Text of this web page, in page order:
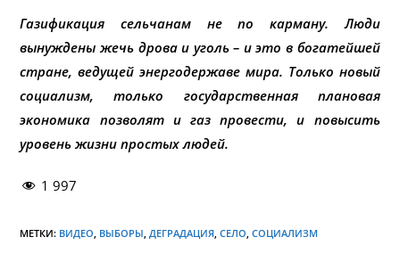
Газификация сельчанам не по карману. Люди
вынуждены жечь дрова и уголь – и это в богатейшей
стране, ведущей энергодержаве мира. Только новый
социализм, только государственная плановая
экономика позволят и газ провести, и повысить
уровень жизни простых людей.
1 997
МЕТКИ: ВИДЕО, ВЫБОРЫ, ДЕГРАДАЦИЯ, СЕЛО, СОЦИАЛИЗМ